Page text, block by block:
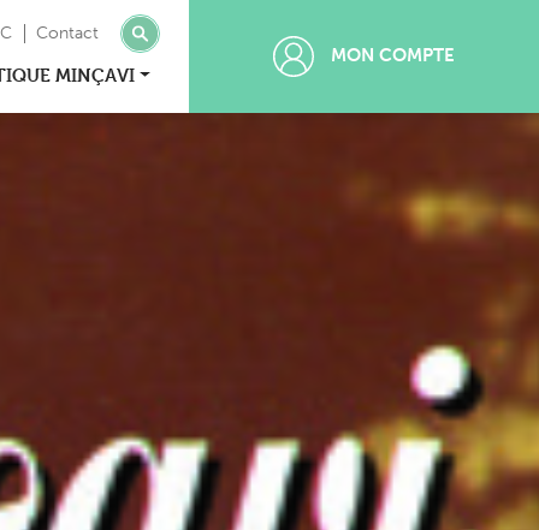
Contact
MINÇAVI
MON COMPTE